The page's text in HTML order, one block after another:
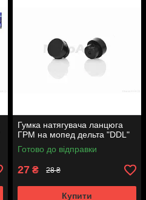
Гумка натягувача ланцюга
ГРМ на мопед дельта "DDL"
Готово до відправки
27 ₴ 28 ₴
Купити